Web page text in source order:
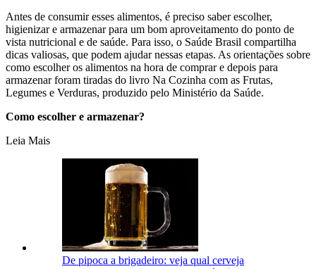
Antes de consumir esses alimentos, é preciso saber escolher,
higienizar e armazenar para um bom aproveitamento do ponto de
vista nutricional e de saúde. Para isso, o Saúde Brasil compartilha
dicas valiosas, que podem ajudar nessas etapas. As orientações sobre
como escolher os alimentos na hora de comprar e depois para
armazenar foram tiradas do livro Na Cozinha com as Frutas,
Legumes e Verduras, produzido pelo Ministério da Saúde.
Como escolher e armazenar?
Leia Mais
De pipoca a brigadeiro: veja qual cerveja